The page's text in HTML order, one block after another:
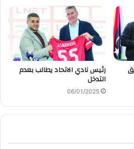
رئيس نادي الاتحاد يطالب بعدم
التدخل
06/01/2025